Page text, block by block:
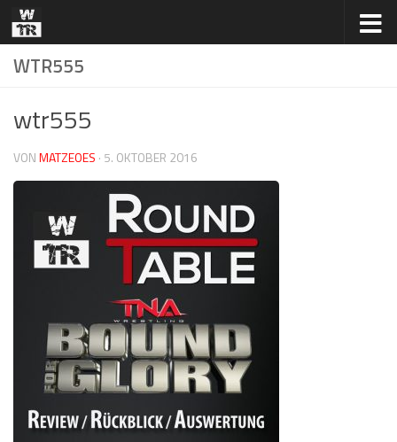
Zum Inhalt springen
WTR555
wtr555
VONMATZEOES · 5. OKTOBER 2016